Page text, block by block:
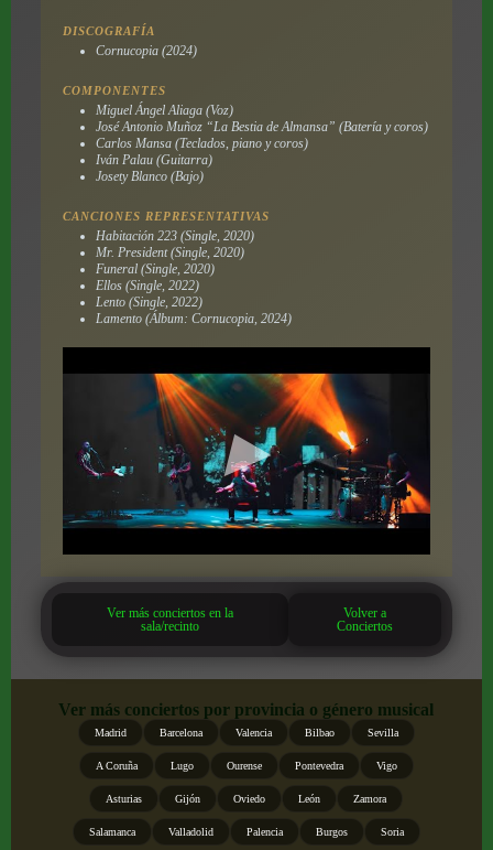
DISCOGRAFÍA
Cornucopia (2024)
COMPONENTES
Miguel Ángel Aliaga (Voz)
José Antonio Muñoz “La Bestia de Almansa” (Batería y coros)
Carlos Mansa (Teclados, piano y coros)
Iván Palau (Guitarra)
Josety Blanco (Bajo)
CANCIONES REPRESENTATIVAS
Habitación 223 (Single, 2020)
Mr. President (Single, 2020)
Funeral (Single, 2020)
Ellos (Single, 2022)
Lento (Single, 2022)
Lamento (Álbum: Cornucopia, 2024)
Ver más conciertos en la
sala/recinto
Volver a
Conciertos
Ver más conciertos por provincia o género musical
Madrid Barcelona Valencia Bilbao Sevilla
A Coruña Lugo Ourense Pontevedra Vigo
Asturias Gijón Oviedo León Zamora
Salamanca Valladolid Palencia Burgos Soria